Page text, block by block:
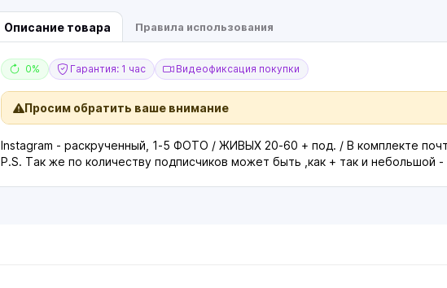
Описание товара Правила использования
0% Гарантия: 1 час Видеофиксация покупки
Просим обратить ваше внимание
Instagram - раскрученный, 1-5 ФОТО / ЖИВЫХ 20-60 + под. / В комплекте
P.S. Так же по количеству подписчиков может быть ,как + так и небольшой -